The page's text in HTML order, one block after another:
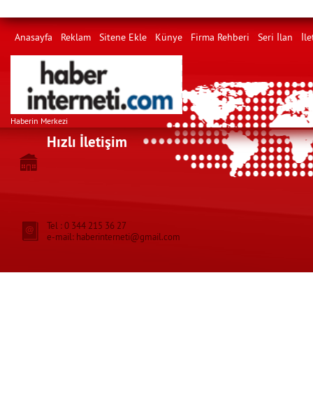
Anasayfa Reklam Sitene Ekle Künye Firma Rehberi Seri İlan
Haberin Merkezi
Hızlı İletişim
Tel : 0 344 215 36 27
e-mail: haberinterneti@gmail.com